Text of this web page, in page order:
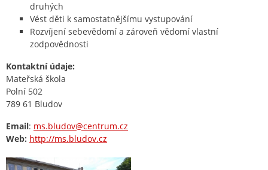
druhých
Vést děti k samostatnějšímu vystupování
Rozvíjení sebevědomí a zároveň vědomí vlastní
zodpovědnosti
Kontaktní údaje:
Mateřská škola
Polní 502
789 61 Bludov
Email: ms.bludov@centrum.cz
Web: http://ms.bludov.cz